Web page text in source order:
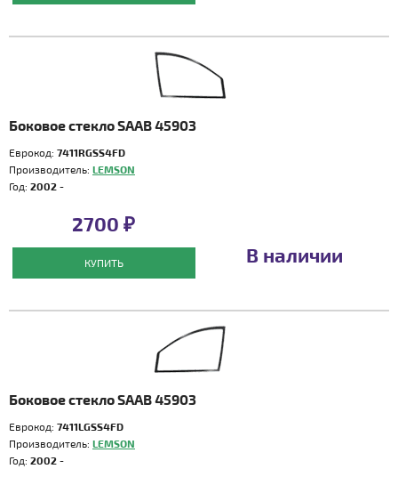
Боковое стекло SAAB 45903
Еврокод: 7411RGSS4FD
Производитель: LEMSON
Год: 2002 -
2700 ₽
КУПИТЬ В наличии
Боковое стекло SAAB 45903
Еврокод: 7411LGSS4FD
Производитель: LEMSON
Год: 2002 -